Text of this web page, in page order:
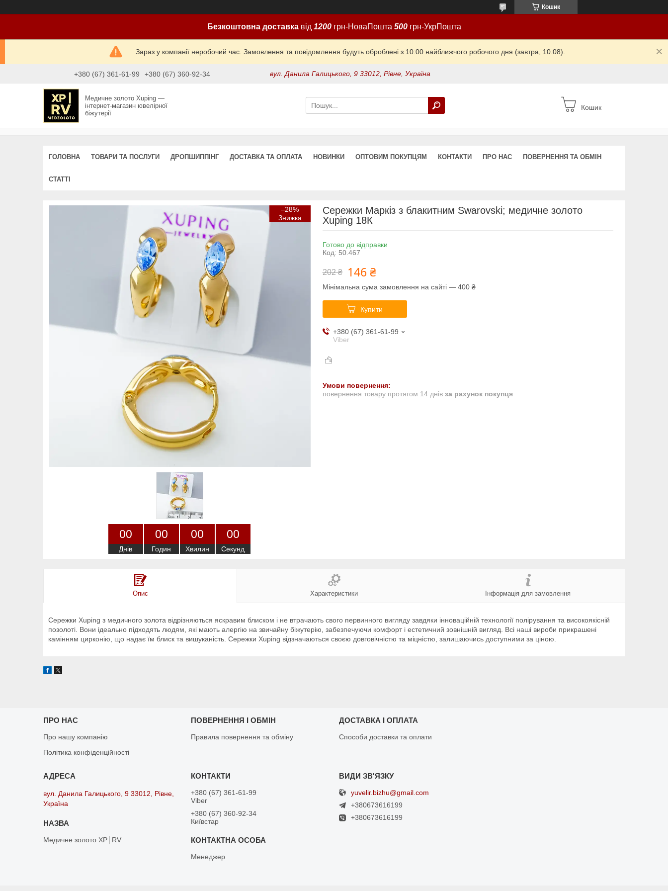
Кошик
Безкоштовна доставкавід 1200грн-НоваПошта 500грн-УкрПошта
Зараз у компанії неробочий час. Замовлення та повідомлення будуть оброблені з 10:00 найближчого робочого дня (завтра, 10.08).
+380 (67) 361-61-99 +380 (67) 360-92-34 вул. Данила Галицького, 9 33012, Рівне, Україна
Медичне золото Xuping —
інтернет-магазин ювелірної
біжутерії
Кошик
ГОЛОВНА ТОВАРИ ТА ПОСЛУГИ ДРОПШИППІНГ ДОСТАВКА ТА ОПЛАТА НОВИНКИ ОПТОВИМ ПОКУПЦЯМ КОНТАКТИ ПРО НАС ПОВЕРНЕННЯ ТА ОБМІН
СТАТТІ
–28%
00
Днів
00
Годин
00
Хвилин
00
Секунд
Сережки Маркіз з блакитним Swarovski; медичне золото
Xuping 18К
Готово до відправки
Код: 50.467
202 ₴ 146 ₴
Мінімальна сума замовлення на сайті — 400 ₴
Купити
+380 (67) 361-61-99
Viber
повернення товару протягом 14 днів за рахунок покупця
Опис Характеристики Інформація для замовлення
Сережки Xuping з медичного золота відрізняються яскравим блиском і не втрачають свого первинного вигляду завдяки інноваційній технології полірування та високоякісній
позолоті. Вони ідеально підходять людям, які мають алергію на звичайну біжутерію, забезпечуючи комфорт і естетичний зовнішній вигляд. Всі наші вироби прикрашені
камінням цирконію, що надає їм блиск та вишуканість. Сережки Xuping відзначаються своєю довговічністю та міцністю, залишаючись доступними за ціною.
ПРО НАС
Про нашу компанію
Політика конфіденційності
ПОВЕРНЕННЯ І ОБМІН
Правила повернення та обміну
ДОСТАВКА І ОПЛАТА
Способи доставки та оплати
вул. Данила Галицького, 9 33012, Рівне,
Україна
Медичне золото XP│RV
+380 (67) 361-61-99
Viber
+380 (67) 360-92-34
Київстар
Менеджер
yuvelir.bizhu@gmail.com
+380673616199
+380673616199